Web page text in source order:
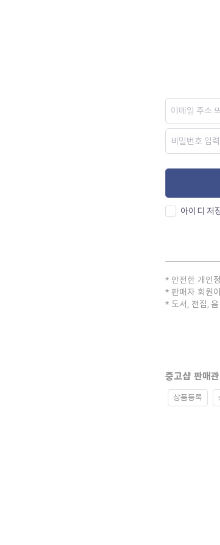
아이디 저
안전한 개인
판매자 회원
도서, 전집,
중고샵 판매
상품등록